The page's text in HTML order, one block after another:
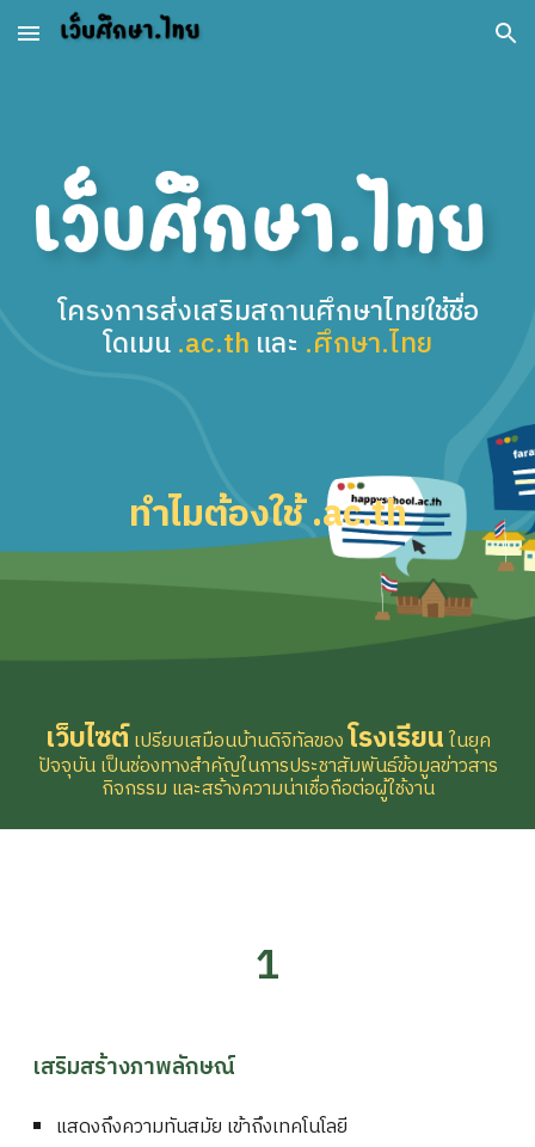
Skip to main content Skip to navigation
โครงการส่งเสริมสถานศึกษาไทยใช้ชื่อ
โดเมน.ac.th และ .ศึกษา.ไทย
ทำไมต้องใช้ .ac.th
เว็บไซต์ เปรียบเสมือนบ้านดิจิทัลของโรงเรียนในยุค
ปัจจุบัน เป็นช่องทางสำคัญในการประชาสัมพันธ์ข้อมูลข่าวสาร
กิจกรรม และสร้างความน่าเชื่อถือต่อผู้ใช้งาน
1
เสริมสร้างภาพลักษณ์
แสดงถึงความทันสมัย เข้าถึงเทคโนโลยี